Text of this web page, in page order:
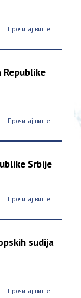
Прочитај више...
Republike
Прочитај више...
Srbije
Прочитај више...
sudija
Прочитај више...